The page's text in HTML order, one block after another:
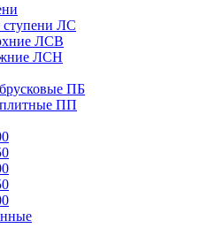
ЛС
ЛСВ
ЛСН
ПБ
ПП